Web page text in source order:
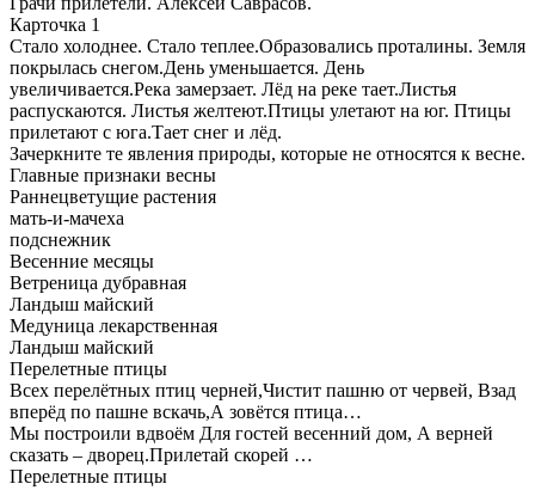
Карточка 1
Стало холоднее. Стало теплее.Образовались проталины. Земля
покрылась снегом.День уменьшается. День
увеличивается.Река замерзает. Лёд на реке тает.Листья
распускаются. Листья желтеют.Птицы улетают на юг. Птицы
прилетают с юга.Тает снег и лёд.
Зачеркните те явления природы, которые не относятся к весне.
Главные признаки весны
Раннецветущие растения
мать-и-мачеха
подснежник
Весенние месяцы
Ветреница дубравная
Ландыш майский
Медуница лекарственная
Ландыш майский
Перелетные птицы
Всех перелётных птиц черней,Чистит пашню от червей, Взад
вперёд по пашне вскачь,А зовётся птица…
Мы построили вдвоём Для гостей весенний дом, А верней
сказать – дворец.Прилетай скорей …
Перелетные птицы